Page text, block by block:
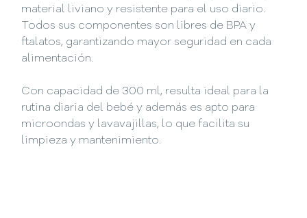
material liviano y resistente para el uso diario.
Todos sus componentes son libres de BPA y
ftalatos, garantizando mayor seguridad en cada
alimentación.
Con capacidad de 300 ml, resulta ideal para la
rutina diaria del bebé y además es apto para
microondas y lavavajillas, lo que facilita su
limpieza y mantenimiento.